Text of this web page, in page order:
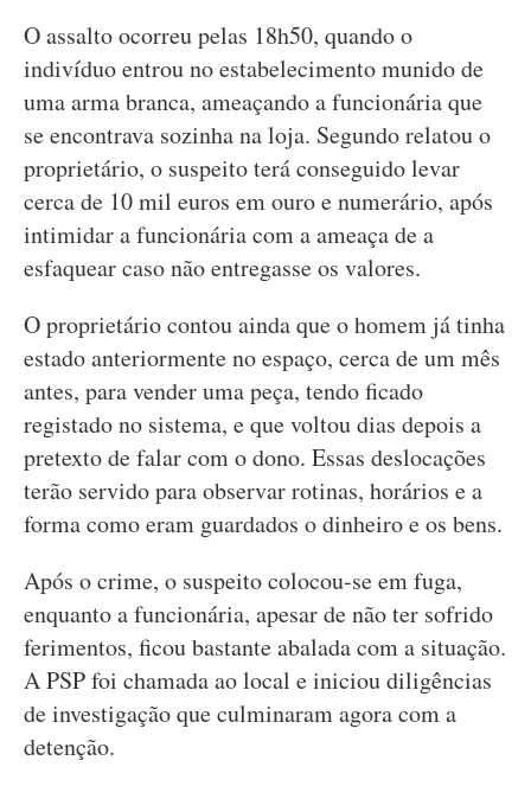
O assalto ocorreu pelas 18h50, quando o
indivíduo entrou no estabelecimento munido de
uma arma branca, ameaçando a funcionária que
se encontrava sozinha na loja. Segundo relatou o
proprietário, o suspeito terá conseguido levar
cerca de 10 mil euros em ouro e numerário, após
intimidar a funcionária com a ameaça de a
esfaquear caso não entregasse os valores.
O proprietário contou ainda que o homem já tinha
estado anteriormente no espaço, cerca de um mês
antes, para vender uma peça, tendo ficado
registado no sistema, e que voltou dias depois a
pretexto de falar com o dono. Essas deslocações
terão servido para observar rotinas, horários e a
forma como eram guardados o dinheiro e os bens.
Após o crime, o suspeito colocou-se em fuga,
enquanto a funcionária, apesar de não ter sofrido
ferimentos, ficou bastante abalada com a situação.
A PSP foi chamada ao local e iniciou diligências
de investigação que culminaram agora com a
detenção.